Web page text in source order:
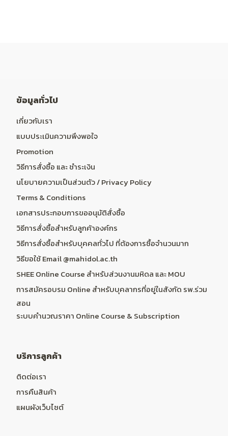
ข้อมูลทั่วไป
เกี่ยวกับเรา
แบบประเมินความพึงพอใจ
Promotion
วิธีการสั่งซื้อ และ ชำระเงิน
นโยบายความเป็นส่วนตัว / Privacy Policy
Terms & Conditions
เอกสารประกอบการขออนุมัติสั่งซื้อ
วิธีการสั่งซื้อสำหรับลูกค้าองค์กร
วิธีการสั่งซื้อสำหรับบุคคลทั่วไป ที่ต้องการซื้อจำนวนมาก
วิธีขอใช้ Email @mahidol.ac.th
SHEE Online Course สำหรับส่วนงานมหิดล และ MOU
การสมัครอบรม Online สำหรับบุคลากรที่อยู่ในสังกัด รพ.ร่วม
สอน
ระบบคำนวณราคา Online Course & Subscription
บริการลูกค้า
ติดต่อเรา
การคืนสินค้า
แผนผังเว็บไซต์